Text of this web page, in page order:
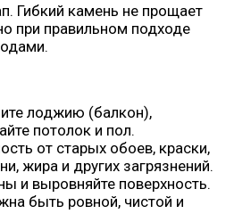
Гибкий камень не прощает
при правильном подходе
лоджию (балкон),
потолок и пол.
от старых обоев, краски,
жира и других загрязнений.
и выровняйте поверхность.
быть ровной, чистой и